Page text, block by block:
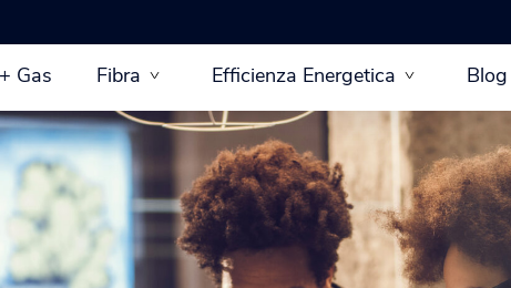
Gas Fibra Efficienza Energetica Blog